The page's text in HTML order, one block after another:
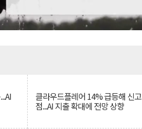
클라우드플레어 14% 급등해 신고
점...AI 지출 확대에 전망 상향